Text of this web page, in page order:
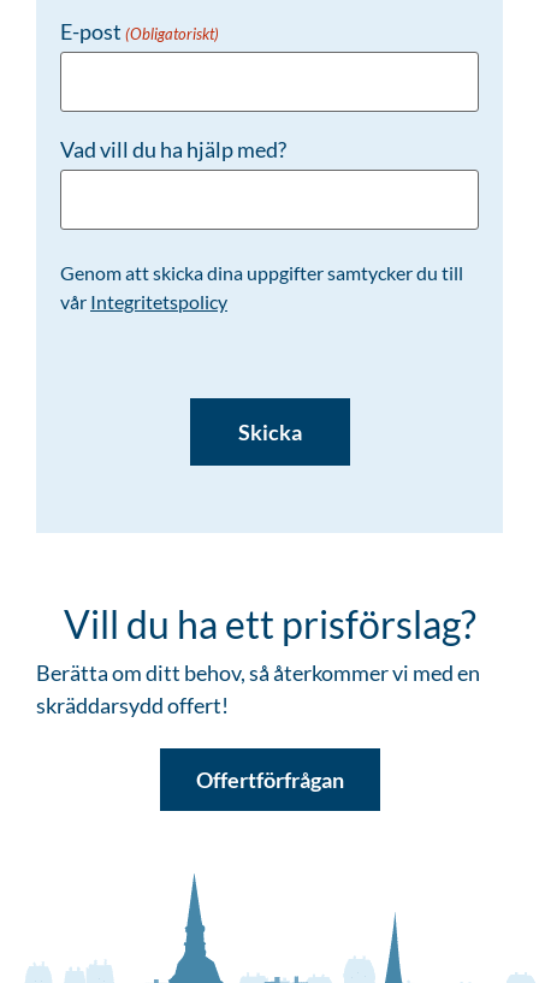
E-post (Obligatoriskt)
Vad vill du ha hjälp med?
Genom att skicka dina uppgifter samtycker du till
vår Integritetspolicy
Vill du ha ett prisförslag?
Berätta om ditt behov, så återkommer vi med en
skräddarsydd offert!
Offertförfrågan